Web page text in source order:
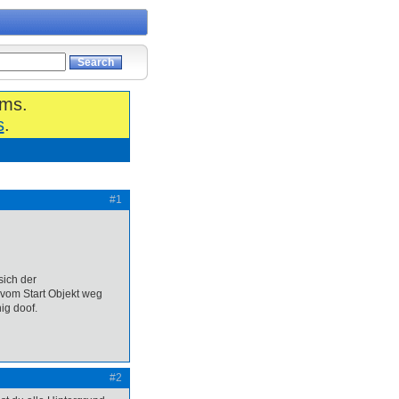
.
#1
der
Start Objekt weg
doof.
#2